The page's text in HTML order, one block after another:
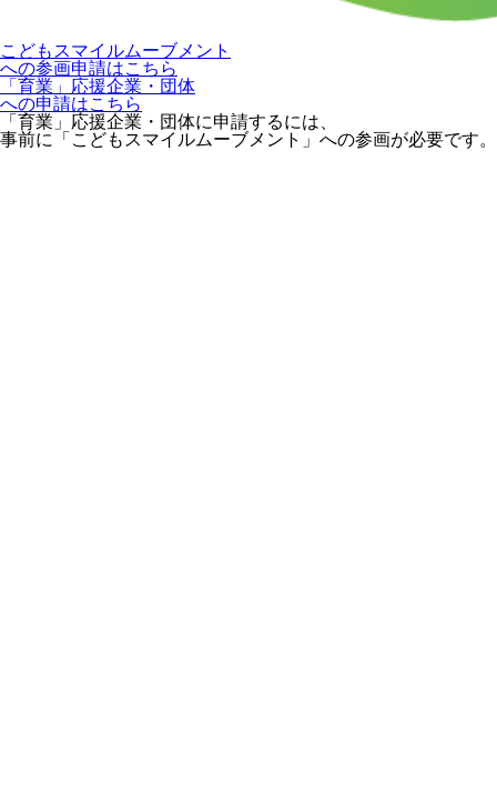
こどもスマイルムーブメント
への参画申請はこちら
「育業」応援企業・団体
への申請はこちら
「育業」応援企業・団体に申請するには、
事前に「こどもスマイルムーブメント」への参画が必要です。